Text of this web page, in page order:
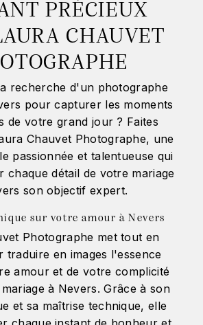
PRÉCIEUX
CHAUVET
recherche d'un photographe
pour capturer les moments
de votre grand jour ? Faites
Chauvet Photographe, une
passionnée et talentueuse qui
chaque détail de votre mariage
son objectif expert.
sur votre amour à Nevers
Photographe met tout en
en images l'essence
amour et de votre complicité
à Nevers. Grâce à son
et sa maîtrise technique, elle